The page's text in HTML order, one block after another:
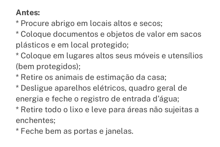
Antes:
* Procure abrigo em locais altos e secos;
* Coloque documentos e objetos de valor em sacos
plásticos e em local protegido;
* Coloque em lugares altos seus móveis e utensílios
(bem protegidos);
* Retire os animais de estimação da casa;
* Desligue aparelhos elétricos, quadro geral de
energia e feche o registro de entrada d’água;
* Retire todo o lixo e leve para áreas não sujeitas a
enchentes;
* Feche bem as portas e janelas.